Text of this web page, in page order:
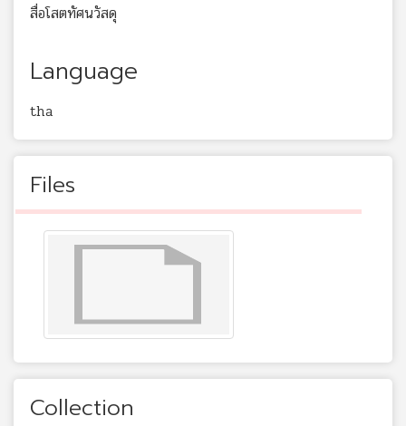
สื่อโสตทัศนวัสดุ
Language
tha
Files
Collection